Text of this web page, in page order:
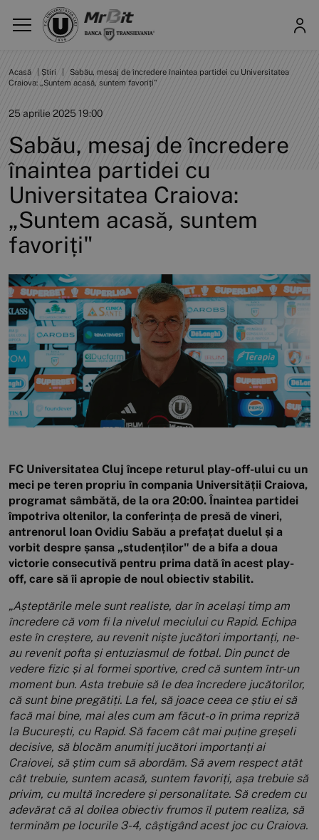
Acasă Știri
Sabău, mesaj de încredere înaintea partidei cu Universitatea
Craiova: „Suntem acasă, suntem favoriți"
25 aprilie 2025 19:00
Sabău, mesaj de încredere
înaintea partidei cu
Universitatea Craiova:
„Suntem acasă, suntem
favoriți"
FC Universitatea Cluj începe returul play-off-ului cu un
meci pe teren propriu în compania Universității Craiova,
programat sâmbătă, de la ora 20:00. Înaintea partidei
împotriva oltenilor, la conferința de presă de vineri,
antrenorul Ioan Ovidiu Sabău a prefațat duelul și a
vorbit despre șansa „studenților" de a bifa a doua
victorie consecutivă pentru prima dată în acest play-
off, care să îi apropie de noul obiectiv stabilit.
„Așteptările mele sunt realiste, dar în același timp am
încredere că vom fi la nivelul meciului cu Rapid. Echipa
este în creștere, au revenit niște jucători importanți, ne-
au revenit pofta și entuziasmul de fotbal. Din punct de
vedere fizic și al formei sportive, cred că suntem într-un
moment bun. Asta trebuie să le dea încredere jucătorilor,
că sunt bine pregătiți. La fel, să joace ceea ce știu ei să
facă mai bine, mai ales cum am făcut-o în prima repriză
la București, cu Rapid. Să facem cât mai puține greșeli
decisive, să blocăm anumiți jucători importanți ai
Craiovei, să știm cum să abordăm. Să avem respect atât
cât trebuie, suntem acasă, suntem favoriți, așa trebuie să
privim, cu multă încredere și personalitate. Să credem cu
adevărat că al doilea obiectiv frumos îl putem realiza, să
terminăm pe locurile 3-4, câștigând acest joc cu Craiova.